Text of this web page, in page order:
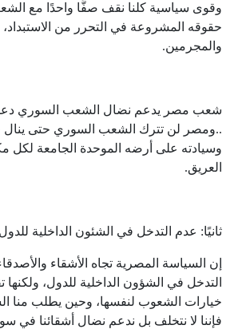
وقوى سياسية كلنا نقف صفًّا واحدًا مع
حقوقه المشروعة في التحرر من
والمجرمين.
شعب مصر يدعم نضال الشعب السوري دعما
..ومصر لن تترك الشعب السوري حتى ينال
وسيادته على أرضه الموحدة الجامعة لكل
العريق.
ثانيًا: عدم التدخل في الشئون الداخلية
إن السياسة المصرية تجاه الأشقاء
التدخل في الشؤون الداخلية للدول،
خيارات الشعوب لنفسها، وحين يطلب منا
فإننا لا نتخلف بل ندعم نضال أشقائنا في